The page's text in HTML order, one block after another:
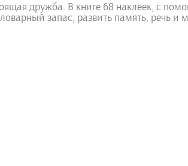
дружба. В книге 68 наклеек, с
запас, развить память, речь и